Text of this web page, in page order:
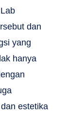
dan
yang
hanya
estetika